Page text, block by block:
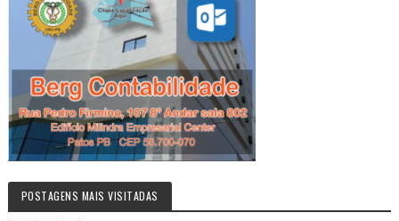
POSTAGENS MAIS VISITADAS